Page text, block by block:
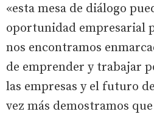
«esta mesa de diálogo
oportunidad empresarial
nos encontramos
de emprender y trabajar
las empresas y el futuro
vez más demostramos